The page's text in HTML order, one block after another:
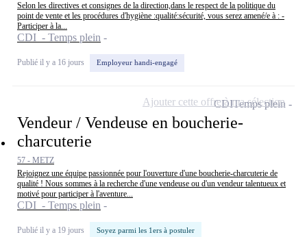
Selon les directives et consignes de la direction,dans le respect de la politique du
point de vente et les procédures d'hygiène :qualité:sécurité, vous serez amené/e à : -
Participer à la...
CDI - Temps plein
Publié il y a 16 jours Employeur handi-engagé
Vendeur / Vendeuse en boucherie-
charcuterie
57 - METZ
Rejoignez une équipe passionnée pour l'ouverture d'une boucherie-charcuterie de
qualité ! Nous sommes à la recherche d'une vendeuse ou d'un vendeur talentueux et
motivé pour participer à l'aventure...
CDI - Temps plein
Publié il y a 19 jours Soyez parmi les 1ers à postuler
CDITemps plein
Ajouter cette offre à ma sélection